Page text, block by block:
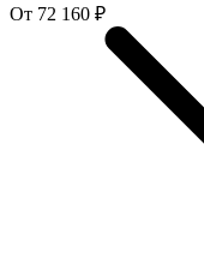
От 72 160 ₽